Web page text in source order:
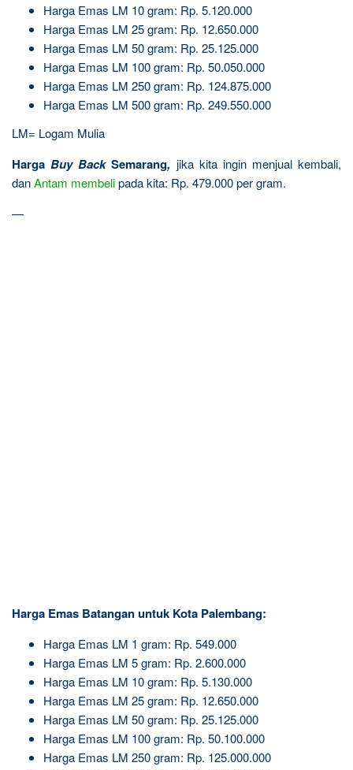
Harga Emas LM 10 gram: Rp. 5.120.000
Harga Emas LM 25 gram: Rp. 12.650.000
Harga Emas LM 50 gram: Rp. 25.125.000
Harga Emas LM 100 gram: Rp. 50.050.000
Harga Emas LM 250 gram: Rp. 124.875.000
Harga Emas LM 500 gram: Rp. 249.550.000
LM= Logam Mulia
HargaBuy BackSemarang, jika kita ingin menjual kembali,
danAntam membelipada kita: Rp. 479.000 per gram.
—
Harga Emas Batangan untuk Kota Palembang:
Harga Emas LM 1 gram: Rp. 549.000
Harga Emas LM 5 gram: Rp. 2.600.000
Harga Emas LM 10 gram: Rp. 5.130.000
Harga Emas LM 25 gram: Rp. 12.650.000
Harga Emas LM 50 gram: Rp. 25.125.000
Harga Emas LM 100 gram: Rp. 50.100.000
Harga Emas LM 250 gram: Rp. 125.000.000